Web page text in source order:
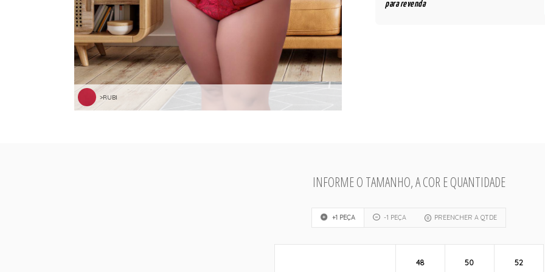
>RUBI
para revenda
INFORME O TAMANHO, A COR E QUANTIDADE
+1 PEÇA -1 PEÇA PREENCHER A QTDE
48 50 52